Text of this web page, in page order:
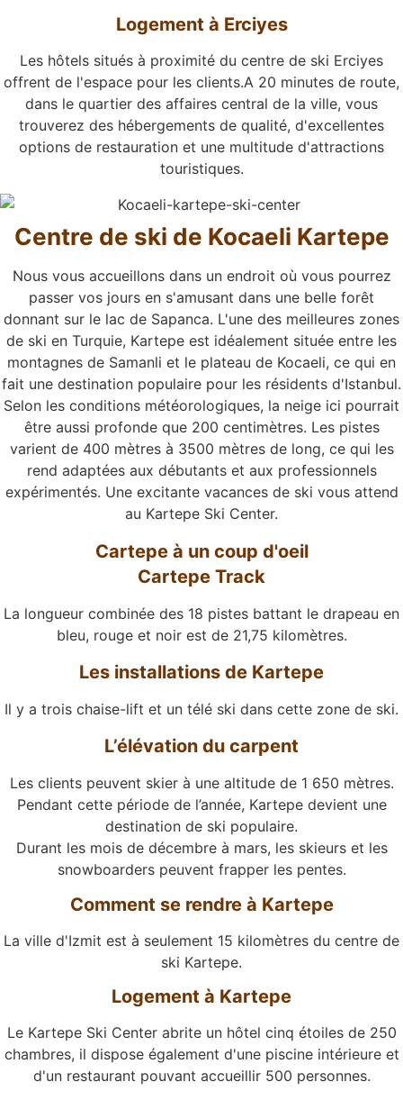
Logement à Erciyes
Les hôtels situés à proximité du centre de ski Erciyes
offrent de l'espace pour les clients.A 20 minutes de route,
dans le quartier des affaires central de la ville, vous
trouverez des hébergements de qualité, d'excellentes
options de restauration et une multitude d'attractions
touristiques.
Centre de ski de Kocaeli Kartepe
Nous vous accueillons dans un endroit où vous pourrez
passer vos jours en s'amusant dans une belle forêt
donnant sur le lac de Sapanca. L'une des meilleures zones
de ski en Turquie, Kartepe est idéalement située entre les
montagnes de Samanli et le plateau de Kocaeli, ce qui en
fait une destination populaire pour les résidents d'Istanbul.
Selon les conditions météorologiques, la neige ici pourrait
être aussi profonde que 200 centimètres. Les pistes
varient de 400 mètres à 3500 mètres de long, ce qui les
rend adaptées aux débutants et aux professionnels
expérimentés. Une excitante vacances de ski vous attend
au Kartepe Ski Center.
Cartepe à un coup d'oeil
Cartepe Track
La longueur combinée des 18 pistes battant le drapeau en
bleu, rouge et noir est de 21,75 kilomètres.
Les installations de Kartepe
Il y a trois chaise-lift et un télé ski dans cette zone de ski.
L’élévation du carpent
Les clients peuvent skier à une altitude de 1 650 mètres.
Pendant cette période de l’année, Kartepe devient une
destination de ski populaire.
Durant les mois de décembre à mars, les skieurs et les
snowboarders peuvent frapper les pentes.
Comment se rendre à Kartepe
La ville d'Izmit est à seulement 15 kilomètres du centre de
ski Kartepe.
Logement à Kartepe
Le Kartepe Ski Center abrite un hôtel cinq étoiles de 250
chambres, il dispose également d'une piscine intérieure et
d'un restaurant pouvant accueillir 500 personnes.